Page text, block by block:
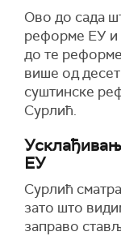
Ово до сада
реформе ЕУ
до те
више од
суштинске
Сурлић.
ЕУ
Сурлић
зато што
заправо